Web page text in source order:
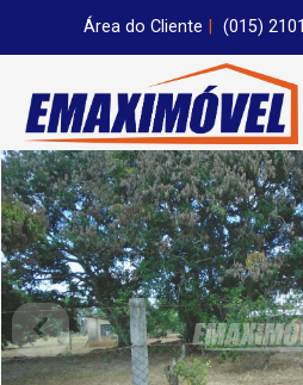
Área do Cliente (015)